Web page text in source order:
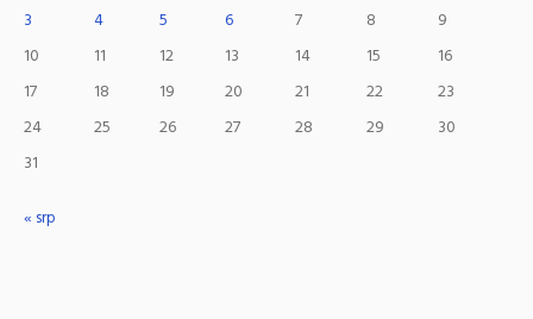
3
4 5 6 7 8
9
10
11 12 13 14 15
16
17
18 19 20 21 22
23
24
25 26 27 28 29
30
31
« srp